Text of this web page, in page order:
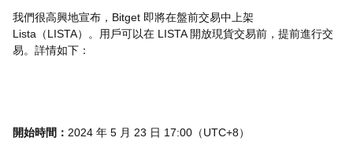
我們很高興地宣布，Bitget 即將在盤前交易中上架
Lista（LISTA）。用戶可以在 LISTA 開放現貨交易前，提前進行交
易。詳情如下：
開始時間： 2024 年 5 月 23 日 17:00（UTC+8）